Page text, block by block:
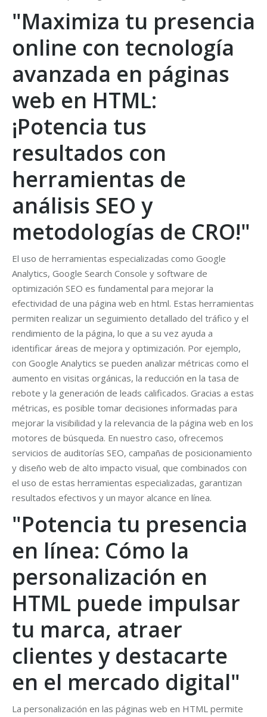
"Maximiza tu presencia
online con tecnología
avanzada en páginas
web en HTML:
¡Potencia tus
resultados con
herramientas de
análisis SEO y
metodologías de CRO!"
El uso de herramientas especializadas como Google
Analytics, Google Search Console y software de
optimización SEO es fundamental para mejorar la
efectividad de una página web en html. Estas herramientas
permiten realizar un seguimiento detallado del tráfico y el
rendimiento de la página, lo que a su vez ayuda a
identificar áreas de mejora y optimización. Por ejemplo,
con Google Analytics se pueden analizar métricas como el
aumento en visitas orgánicas, la reducción en la tasa de
rebote y la generación de leads calificados. Gracias a estas
métricas, es posible tomar decisiones informadas para
mejorar la visibilidad y la relevancia de la página web en los
motores de búsqueda. En nuestro caso, ofrecemos
servicios de auditorías SEO, campañas de posicionamiento
y diseño web de alto impacto visual, que combinados con
el uso de estas herramientas especializadas, garantizan
resultados efectivos y un mayor alcance en línea.
"Potencia tu presencia
en línea: Cómo la
personalización en
HTML puede impulsar
tu marca, atraer
clientes y destacarte
en el mercado digital"
La personalización en las páginas web en HTML permite